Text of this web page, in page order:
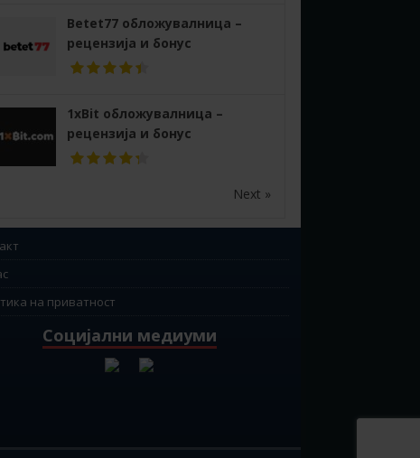
Betet77 обложувалница –
рецензија и бонус
1xBit обложувалница –
рецензија и бонус
Next »
на приватност
Социјални медиуми